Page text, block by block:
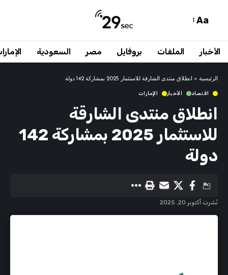
Aa
الأخبار الملفات بروفايل مصر السعودية
الرئيسية » انطلاق منتدى الشارقة للاستثمار 2025 بمشاركة 142 دولة
اقتصاد الأخبار الإمارات
انطلاق منتدى الشارقة
للاستثمار 2025 بمشاركة 142
دولة
نُشرت أكتوبر 20, 2025